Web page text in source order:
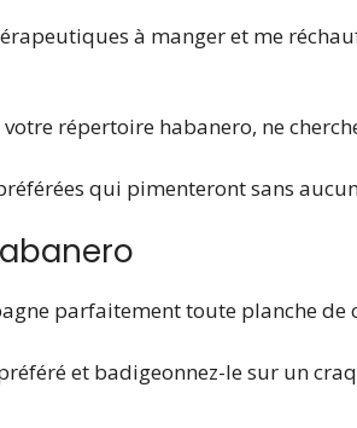
à manger et me
répertoire habanero, ne
qui pimenteront sans
parfaitement toute planche de
et badigeonnez-le sur un